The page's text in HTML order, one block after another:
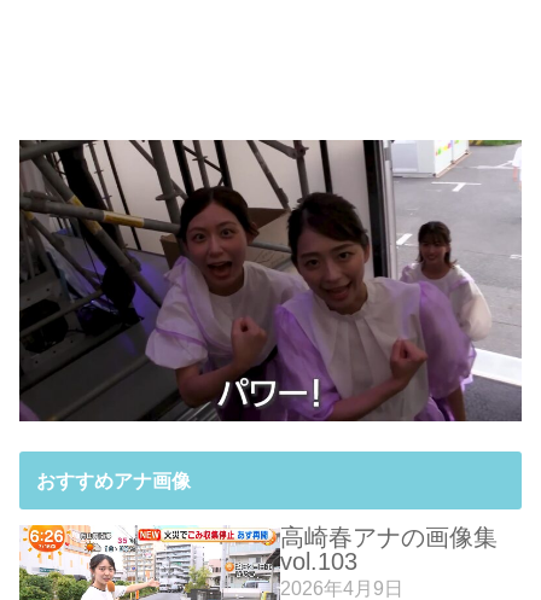
おすすめアナ画像
高崎春アナの画像集
vol.103
2026年4月9日